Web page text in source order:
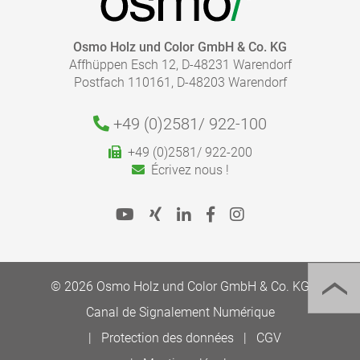
Bei beginnender Abstumpfung frischen Sie den Boden
einfach mit dem Osmo Wachspflege- und
Reinigungsmittel auf. Dies kann auch stellenweise, z.B.
im Bereich der Türen und an den Laufstraßen
geschehen, ohne, dass Ansatzstellen sichtbar sind. Bei
stärkeren Abnutzungserscheinungen sollte der Boden
Osmo Holz und Color GmbH & Co. KG
Affhüppen Esch 12, D-48231 Warendorf
Postfach 110161, D-48203 Warendorf
+49 (0)2581/ 922-100
+49 (0)2581/ 922-200
Écrivez nous !
© 2026 Osmo Holz und Color GmbH & Co. KG
Canal de Signalement Numérique
Protection des données
CGV